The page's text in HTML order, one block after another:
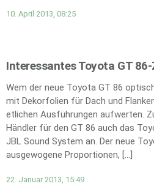
10. April 2013, 08:25
Interessantes Toyota GT
Wem der neue Toyota GT 86
mit Dekorfolien für Dach und
etlichen Ausführungen aufwerten.
Händler für den GT 86 auch das
JBL Sound System an. Der neue
ausgewogene Proportionen, […]
22. Januar 2013, 15:49